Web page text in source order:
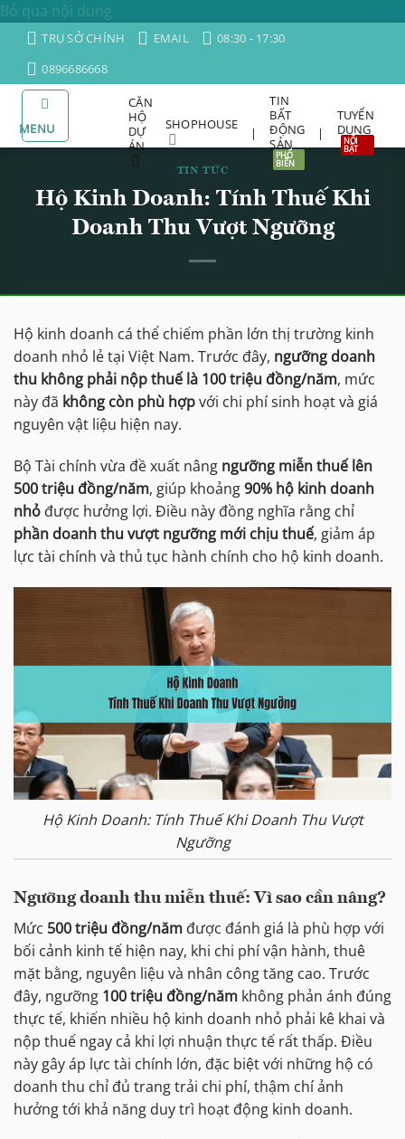
Bỏ qua nội dung
TRỤ SỞ CHÍNH EMAIL
08:30 - 17:30
0896686668
MENU
CĂN
HỘ
DỰ
ÁN
SHOPHOUSE
|
TIN
BẤT
ĐỘNG
SẢN
|
TUYỂN
DỤNG
TIN TỨC
Hộ Kinh Doanh: Tính Thuế Khi
Doanh Thu Vượt Ngưỡng
Hộ kinh doanh cá thể chiếm phần lớn thị trường kinh
doanh nhỏ lẻ tại Việt Nam. Trước đây, ngưỡng doanh
thu không phải nộp thuế là 100 triệu đồng/năm, mức
này đã không còn phù hợpvới chi phí sinh hoạt và giá
nguyên vật liệu hiện nay.
Bộ Tài chính vừa đề xuất nâng ngưỡng miễn thuế lên
500 triệu đồng/năm, giúp khoảng90% hộ kinh doanh
nhỏ được hưởng lợi. Điều này đồng nghĩa rằng chỉ
phần doanh thu vượt ngưỡng mới chịu thuế, giảm áp
lực tài chính và thủ tục hành chính cho hộ kinh doanh.
Hộ Kinh Doanh: Tính Thuế Khi Doanh Thu Vượt
Ngưỡng
Ngưỡng doanh thu miễn thuế: Vì sao cần nâng?
Mức 500 triệu đồng/năm được đánh giá là phù hợp với
bối cảnh kinh tế hiện nay, khi chi phí vận hành, thuê
mặt bằng, nguyên liệu và nhân công tăng cao. Trước
đây, ngưỡng 100 triệu đồng/năm không phản ánh đúng
thực tế, khiến nhiều hộ kinh doanh nhỏ phải kê khai và
nộp thuế ngay cả khi lợi nhuận thực tế rất thấp. Điều
này gây áp lực tài chính lớn, đặc biệt với những hộ có
doanh thu chỉ đủ trang trải chi phí, thậm chí ảnh
hưởng tới khả năng duy trì hoạt động kinh doanh.